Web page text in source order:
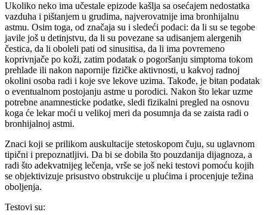
Ukoliko neko ima učestale epizode kašlja sa osećajem nedostatka
vazduha i pištanjem u grudima, najverovatnije ima bronhijalnu
astmu. Osim toga, od značaja su i sledeći podaci: da li su se tegobe
javile još u detinjstvu, da li su povezane sa udisanjem alergenih
čestica, da li oboleli pati od sinusitisa, da li ima povremeno
koprivnjače po koži, zatim podatak o pogoršanju simptoma tokom
prehlade ili nakon napornije fizičke aktivnosti, u kakvoj radnoj
okolini osoba radi i koje sve lekove uzima. Takođe, je bitan podatak
o eventualnom postojanju astme u porodici. Nakon što lekar uzme
potrebne anamnesticke podatke, sledi fizikalni pregled na osnovu
koga će lekar moći u velikoj meri da posumnja da se zaista radi o
bronhijalnoj astmi.
Znaci koji se prilikom auskultacije stetoskopom čuju, su uglavnom
tipični i prepoznatljivi. Da bi se dobila što pouzdanija dijagnoza, a
radi što adekvatnijeg lečenja, vrše se još neki testovi pomoću kojih
se objektivizuje prisustvo obstrukcije u plućima i procenjuje težina
oboljenja.
Testovi su: